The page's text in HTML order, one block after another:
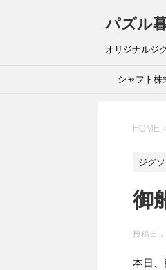
パズル
オリジナルジ
シャフト株
HOME
ジグ
御
投稿日
本日、